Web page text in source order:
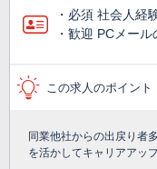
・必須 社会人経
・歓迎 PCメー
この求人のポイント
同業他社からの出戻り者
を活かしてキャリアアッ